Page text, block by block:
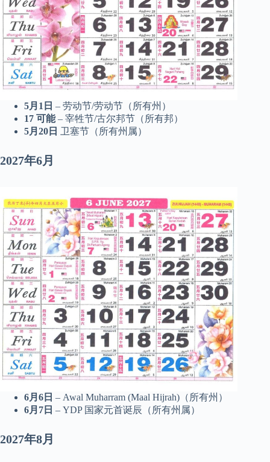
5月1日 – 劳动节/劳动节（所有州）
17 可能– 宰牲节/古尔邦节（所有邦）
5月20日 卫塞节（所有州属）
2027年6月
6月6日 – Awal Muharram (Maal Hijrah)（所有州）
6月7日 – YDP 国家元首诞辰（所有州属）
2027年8月